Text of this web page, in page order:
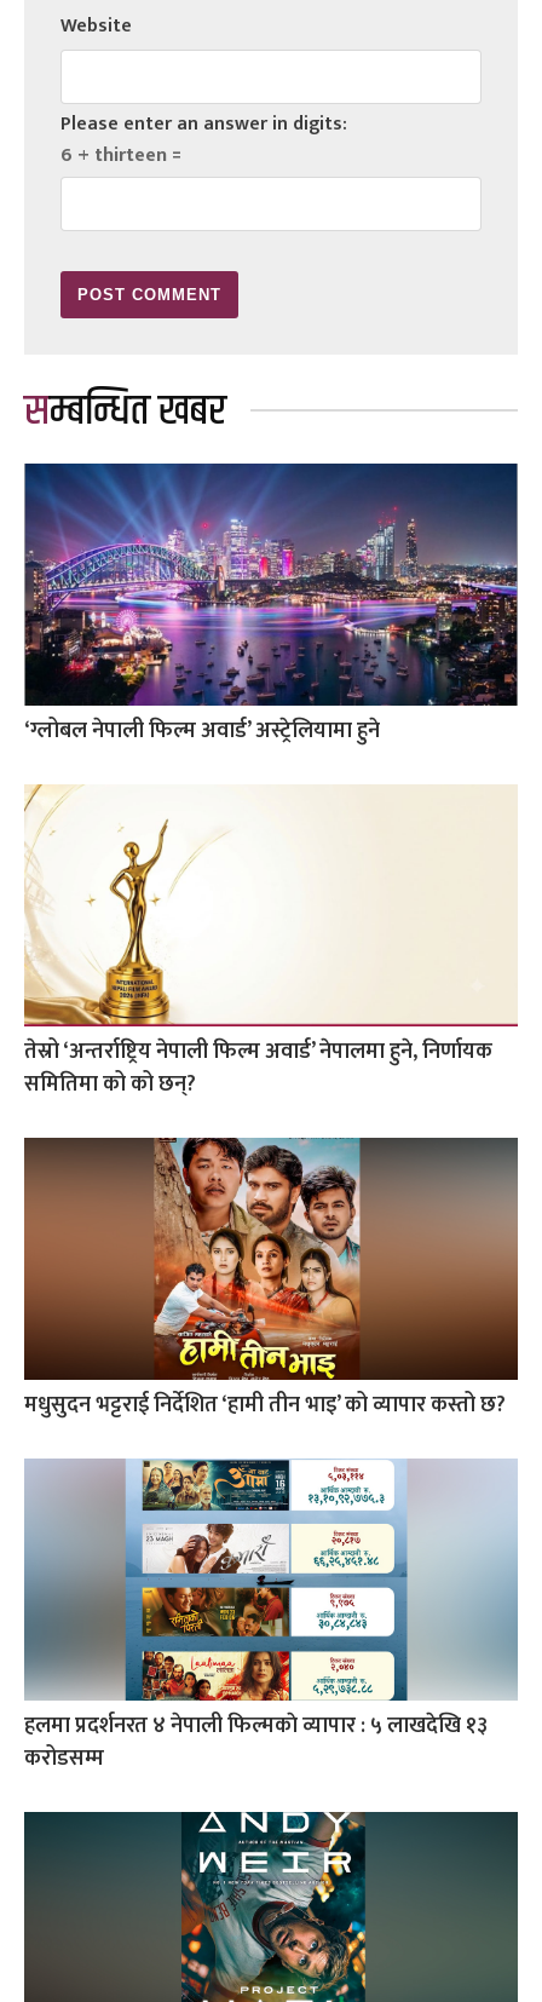
Website
Please enter an answer in digits:
6 + thirteen =
सम्बन्धित खबर
‘ग्लोबल नेपाली फिल्म अवार्ड’ अस्ट्रेलियामा हुने
तेस्रो ‘अन्तर्राष्ट्रिय नेपाली फिल्म अवार्ड’ नेपालमा हुने, निर्णायक
समितिमा को को छन्?
मधुसुदन भट्टराई निर्देशित ‘हामी तीन भाइ’ को व्यापार कस्तो छ?
हलमा प्रदर्शनरत ४ नेपाली फिल्मकाे व्यापार : ५ लाखदेखि १३
करोडसम्म